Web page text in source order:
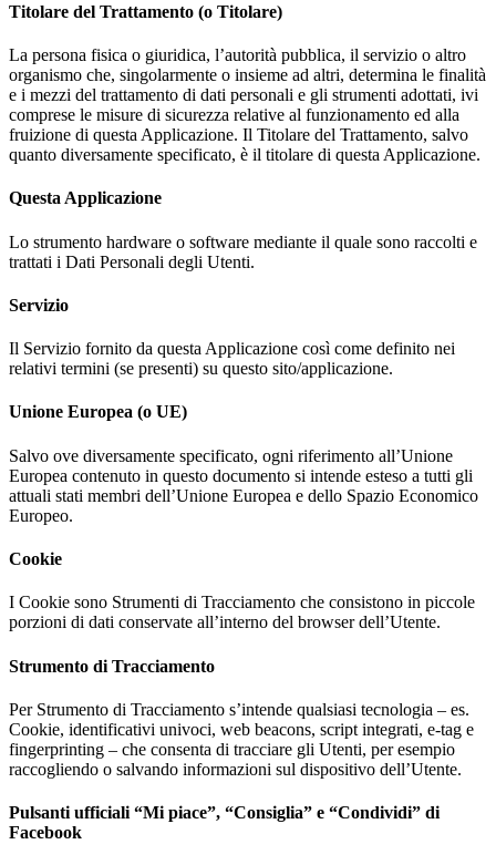
Titolare del Trattamento (o Titolare)
La persona fisica o giuridica, l’autorità pubblica, il servizio o altro
organismo che, singolarmente o insieme ad altri, determina le finalità
e i mezzi del trattamento di dati personali e gli strumenti adottati, ivi
comprese le misure di sicurezza relative al funzionamento ed alla
fruizione di questa Applicazione. Il Titolare del Trattamento, salvo
quanto diversamente specificato, è il titolare di questa Applicazione.
Questa Applicazione
Lo strumento hardware o software mediante il quale sono raccolti e
trattati i Dati Personali degli Utenti.
Servizio
Il Servizio fornito da questa Applicazione così come definito nei
relativi termini (se presenti) su questo sito/applicazione.
Unione Europea (o UE)
Salvo ove diversamente specificato, ogni riferimento all’Unione
Europea contenuto in questo documento si intende esteso a tutti gli
attuali stati membri dell’Unione Europea e dello Spazio Economico
Europeo.
Cookie
I Cookie sono Strumenti di Tracciamento che consistono in piccole
porzioni di dati conservate all’interno del browser dell’Utente.
Strumento di Tracciamento
Per Strumento di Tracciamento s’intende qualsiasi tecnologia – es.
Cookie, identificativi univoci, web beacons, script integrati, e-tag e
fingerprinting – che consenta di tracciare gli Utenti, per esempio
raccogliendo o salvando informazioni sul dispositivo dell’Utente.
Pulsanti ufficiali “Mi piace”, “Consiglia” e “Condividi” di
Facebook